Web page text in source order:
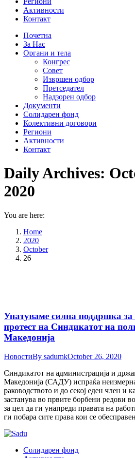
Активности
Контакт
Почетна
За Нас
Органи и тела
Конгрес
Совет
Извршен одбор
Претседател
Надзорен одбор
Документи
Солидарен фонд
Колективни договори
Региони
Активности
Контакт
Daily Archives:
2020
You are here:
Home
2020
October
26
Упатуваме силна поддршка за
протест на Синдикатот на
Македонија
НовостиBy sadumkOctober 26, 2020
Синдикатот на администрација и
Македонија (САДУ) испраќа
раководството и до секој еден член и
застанува во првите борбени редови
за цел да ги унапреди правата на
ги побара сите права кои се
Солидарен фонд